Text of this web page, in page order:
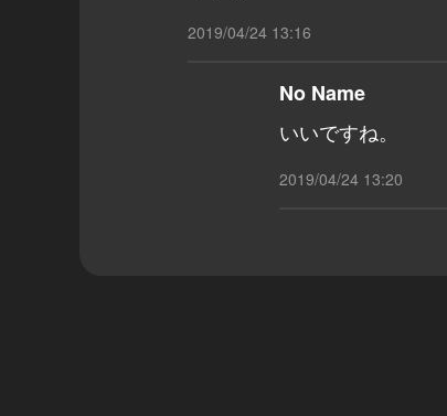
2019/04/24 13:16
No Name
いいですね。
2019/04/24 13:20